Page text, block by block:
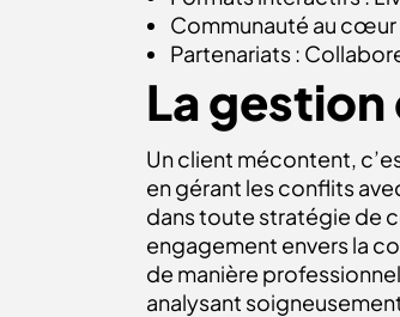
Communauté au cœur
Partenariats :
La
Un client mécontent,
en gérant les conflits
dans toute stratégie de
engagement envers la
de manière
analysant